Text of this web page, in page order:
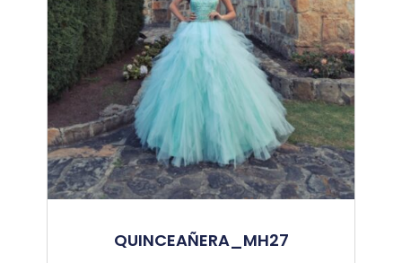
QUINCEAÑERA_MH27